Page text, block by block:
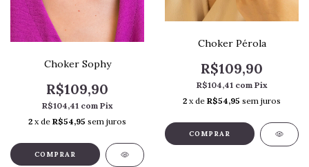
Choker Sophy
R$109,90
R$104,41 com Pix
2 x de R$54,95 sem juros
COMPRAR
Choker Pérola
R$109,90
R$104,41 com Pix
2 x de R$54,95 sem juros